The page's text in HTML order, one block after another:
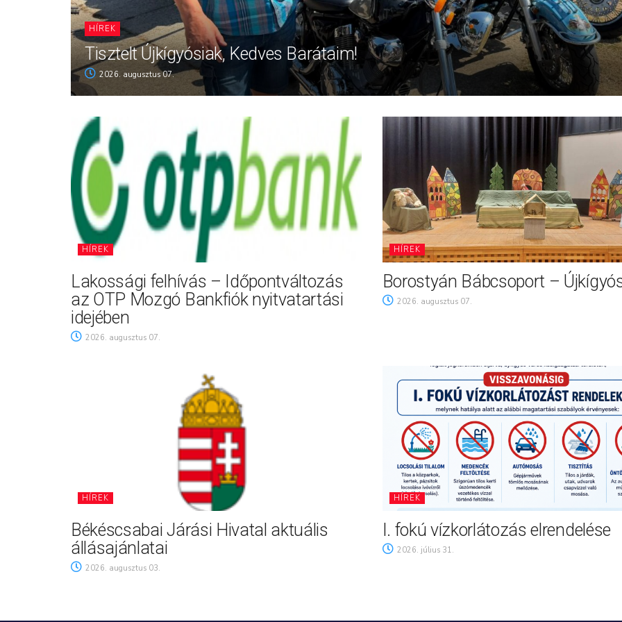
HÍREK
Tisztelt Újkígyósiak, Kedves Barátaim!
2026. augusztus 07.
HÍREK
Lakossági felhívás – Időpontváltozás
az OTP Mozgó Bankfiók nyitvatartási
idejében
2026. augusztus 07.
HÍREK
Borostyán Bábcsoport –
2026. augusztus 07.
HÍREK
Békéscsabai Járási Hivatal aktuális
állásajánlatai
2026. augusztus 03.
HÍREK
I. fokú vízkorlátozás elrendelése
2026. július 31.